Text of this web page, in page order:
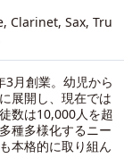
Clarinet, Sax, Tru
3月創業。幼児から
展開し、現在では
数は10,000人を超
種多様化するニー
本格的に取り組ん